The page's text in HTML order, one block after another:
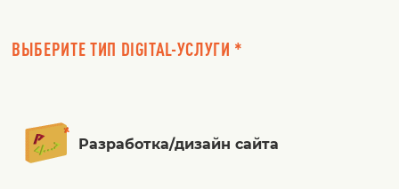
ВЫБЕРИТЕ ТИП DIGITAL-УСЛУГИ *
Разработка/дизайн сайта